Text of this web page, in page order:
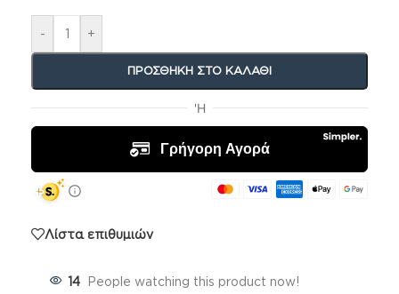
- +
ΠΡΟΣΘΉΚΗ ΣΤΟ ΚΑΛΆΘΙ
Λίστα επιθυμιών
14 People watching this product now!